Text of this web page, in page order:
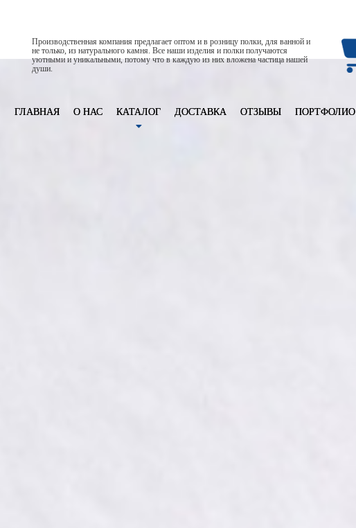
Производственная компания предлагает оптом и в розницу полки, для ванной и
не только, из натурального камня. Все наши изделия и полки получаются
уютными и уникальными, потому что в каждую из них вложена частица нашей
души.
ГЛАВНАЯ О НАС КАТАЛОГ ДОСТАВКА ОТЗЫВЫ ПОРТФОЛИО